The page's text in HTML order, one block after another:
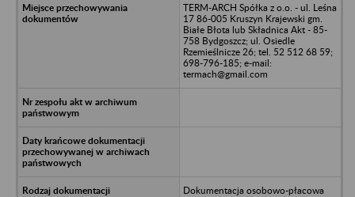
TERM-ARCH Spółka z o.o. - ul. Leśna
17 86-005 Kruszyn Krajewski gm.
Białe Błota lub Składnica Akt - 85-
758 Bydgoszcz; ul. Osiedle
Rzemieślnicze 26; tel. 52 512 68 59;
698-796-185; e-mail:
termach@gmail.com
Dokumentacja osobowo-płacowa